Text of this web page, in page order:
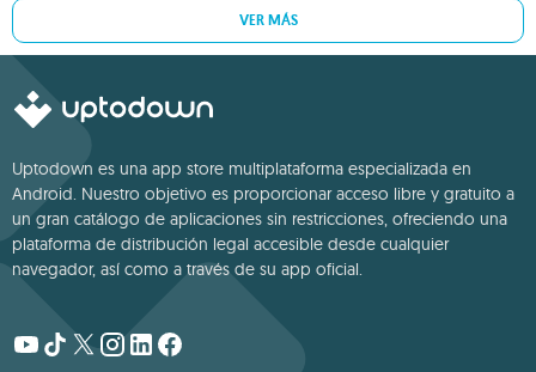
VER MÁS
Uptodown es una app store multiplataforma especializada en
Android. Nuestro objetivo es proporcionar acceso libre y gratuito a
un gran catálogo de aplicaciones sin restricciones, ofreciendo una
plataforma de distribución legal accesible desde cualquier
navegador, así como a través de su app oficial.